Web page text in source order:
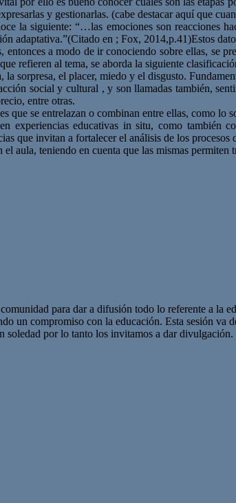
y gestionarlas. (cabe destacar aquí que
la siguiente: “…las emociones son reacciones
adaptativa.”(Citado en ; Fox, 2014,p.41)Estos
a modo de ir conociendo sobre ellas, se
refieren al tema, se aborda la siguiente
sorpresa, el placer, miedo y el disgusto.
social y cultural , y son llamadas también,
entre otras.
que se entrelazan o combinan entre ellas, como
experiencias educativas in situ, como también
que invitan a fortalecer el análisis de los procesos
aula, teniendo en cuenta que las mismas
para dar a difusión todo lo referente a la
un compromiso con la educación. Esta sesión va
soledad por lo tanto los invitamos a dar